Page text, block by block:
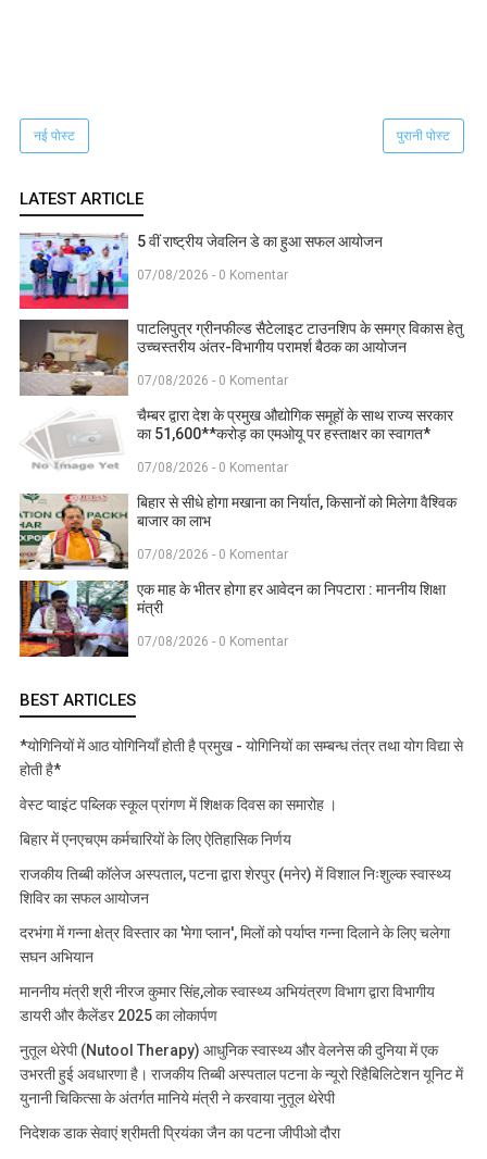
नई पोस्ट पुरानी पोस्ट
LATEST ARTICLE
5 वीं राष्ट्रीय जेवलिन डे का हुआ सफल आयोजन
07/08/2026 - 0 Komentar
पाटलिपुत्र ग्रीनफील्ड सैटेलाइट टाउनशिप के समग्र विकास हेतु
उच्चस्तरीय अंतर-विभागीय परामर्श बैठक का आयोजन
07/08/2026 - 0 Komentar
चैम्बर द्वारा देश के प्रमुख औद्योगिक समूहों के साथ राज्य सरकार
का 51,600**करोड़ का एमओयू पर हस्ताक्षर का स्वागत*
07/08/2026 - 0 Komentar
बिहार से सीधे होगा मखाना का निर्यात, किसानों को मिलेगा वैश्विक
बाजार का लाभ
07/08/2026 - 0 Komentar
एक माह के भीतर होगा हर आवेदन का निपटारा : माननीय शिक्षा
मंत्री
07/08/2026 - 0 Komentar
BEST ARTICLES
*योगिनियों में आठ योगिनियाँ होती है प्रमुख - योगिनियों का सम्बन्ध तंत्र तथा योग विद्या से
होती है*
वेस्ट प्वाइंट पब्लिक स्कूल प्रांगण में शिक्षक दिवस का समारोह ।
बिहार में एनएचएम कर्मचारियों के लिए ऐतिहासिक निर्णय
राजकीय तिब्बी कॉलेज अस्पताल, पटना द्वारा शेरपुर (मनेर) में विशाल निःशुल्क स्वास्थ्य
शिविर का सफल आयोजन
दरभंगा में गन्ना क्षेत्र विस्तार का 'मेगा प्लान', मिलों को पर्याप्त गन्ना दिलाने के लिए चलेगा
सघन अभियान
माननीय मंत्री श्री नीरज कुमार सिंह,लोक स्वास्थ्य अभियंत्रण विभाग द्वारा विभागीय
डायरी और कैलेंडर 2025 का लोकार्पण
नुतूल थेरेपी (Nutool Therapy) आधुनिक स्वास्थ्य और वेलनेस की दुनिया में एक
उभरती हुई अवधारणा है। राजकीय तिब्बी अस्पताल पटना के न्यूरो रिहैबिलिटेशन यूनिट में
युनानी चिकित्सा के अंतर्गत मानिये मंत्री ने करवाया नुतूल थेरेपी
निदेशक डाक सेवाएं श्रीमती प्रियंका जैन का पटना जीपीओ दौरा